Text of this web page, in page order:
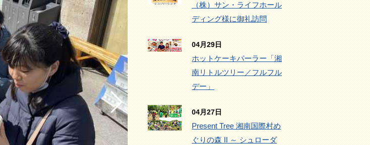
（株）サン・ライフホール
ディング様に御礼訪問
04月29日
ホットケーキパーラー「湘
南リトルツリー／フルフル
デー」
04月27日
Present Tree 湘南国際村め
ぐりの森 II ～ シュローダ